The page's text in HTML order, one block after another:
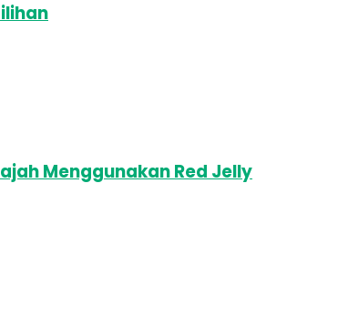
Menggunakan Red Jelly